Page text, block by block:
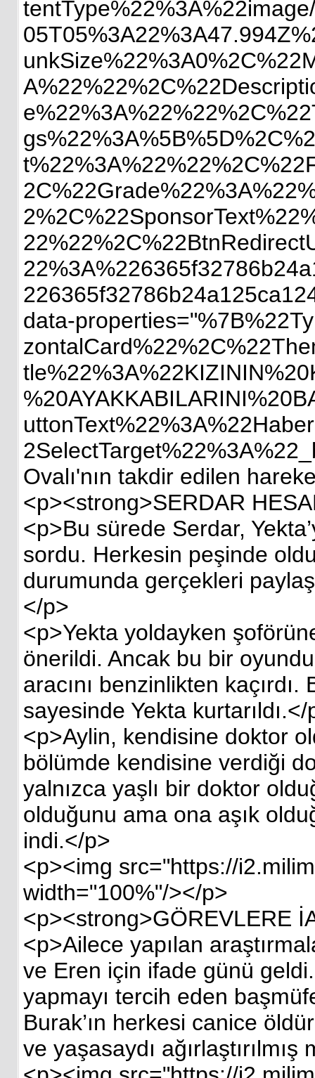
data-
Ovalı'nın takdir edilen
<p><strong>SERDAR
<p>Bu sürede Serdar,
sordu. Herkesin peşinde
durumunda gerçekleri
</p>
<p>Yekta yoldayken
önerildi. Ancak bu bir
aracını benzinlikten
sayesinde Yekta kurtarıldı.</
<p>Aylin, kendisine doktor
bölümde kendisine verdiği
yalnızca yaşlı bir doktor
olduğunu ama ona aşık
indi.</p>
<p><img src="https://
width="100%"/></p>
<p><strong>GÖREVLERE
<p>Ailece yapılan
ve Eren için ifade günü
yapmayı tercih eden
Burak’ın herkesi canice
ve yaşasaydı